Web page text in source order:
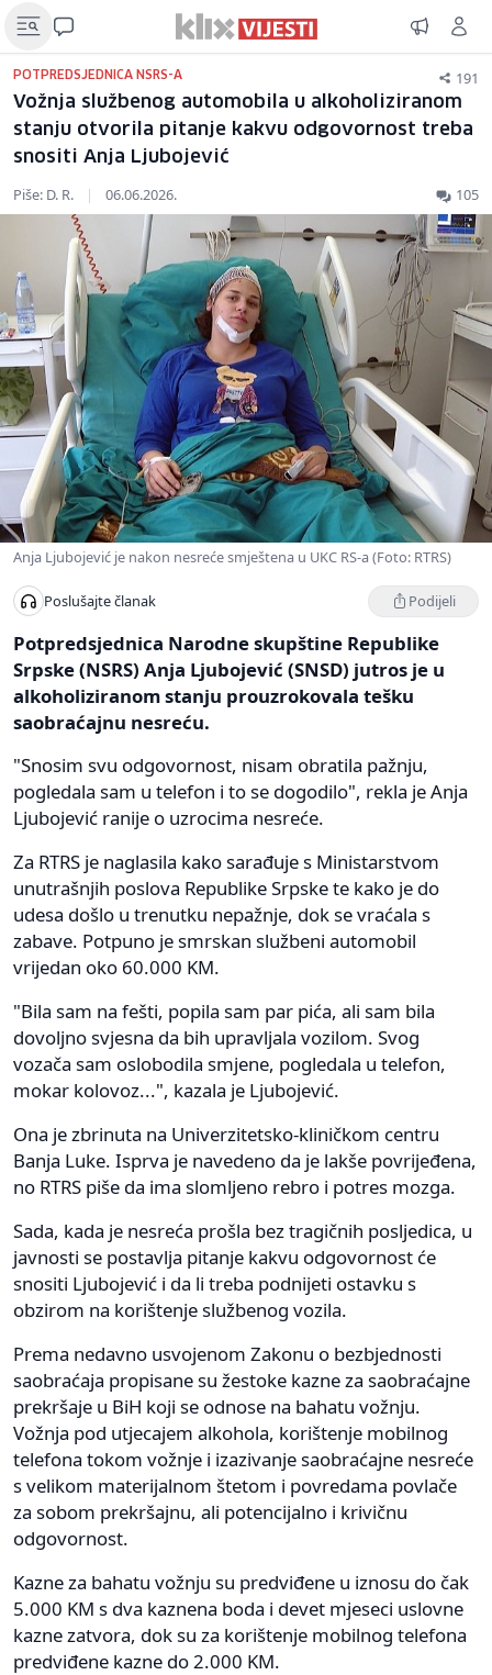
POTPREDSJEDNICA NSRS-A 191
Vožnja službenog automobila u alkoholiziranom
stanju otvorila pitanje kakvu odgovornost treba
snositi Anja Ljubojević
Piše: D. R. | 06.06.2026. 105
Anja Ljubojević je nakon nesreće smještena u UKC RS-a (Foto: RTRS)
Poslušajte članak Podijeli
Potpredsjednica Narodne skupštine Republike
Srpske (NSRS) Anja Ljubojević (SNSD) jutros je u
alkoholiziranom stanju prouzrokovala tešku
saobraćajnu nesreću.
"Snosim svu odgovornost, nisam obratila pažnju,
pogledala sam u telefon i to se dogodilo", rekla je Anja
Ljubojević ranije o uzrocima nesreće.
Za RTRS je naglasila kako sarađuje s Ministarstvom
unutrašnjih poslova Republike Srpske te kako je do
udesa došlo u trenutku nepažnje, dok se vraćala s
zabave. Potpuno je smrskan službeni automobil
vrijedan oko 60.000 KM.
"Bila sam na fešti, popila sam par pića, ali sam bila
dovoljno svjesna da bih upravljala vozilom. Svog
vozača sam oslobodila smjene, pogledala u telefon,
mokar kolovoz...", kazala je Ljubojević.
Ona je zbrinuta na Univerzitetsko-kliničkom centru
Banja Luke. Isprva je navedeno da je lakše povrijeđena,
no RTRS piše da ima slomljeno rebro i potres mozga.
Sada, kada je nesreća prošla bez tragičnih posljedica, u
javnosti se postavlja pitanje kakvu odgovornost će
snositi Ljubojević i da li treba podnijeti ostavku s
obzirom na korištenje službenog vozila.
Prema nedavno usvojenom Zakonu o bezbjednosti
saobraćaja propisane su žestoke kazne za saobraćajne
prekršaje u BiH koji se odnose na bahatu vožnju.
Vožnja pod utjecajem alkohola, korištenje mobilnog
telefona tokom vožnje i izazivanje saobraćajne nesreće
s velikom materijalnom štetom i povredama povlače
za sobom prekršajnu, ali potencijalno i krivičnu
odgovornost.
Kazne za bahatu vožnju su predviđene u iznosu do čak
5.000 KM s dva kaznena boda i devet mjeseci uslovne
kazne zatvora, dok su za korištenje mobilnog telefona
predviđene kazne do 2.000 KM.